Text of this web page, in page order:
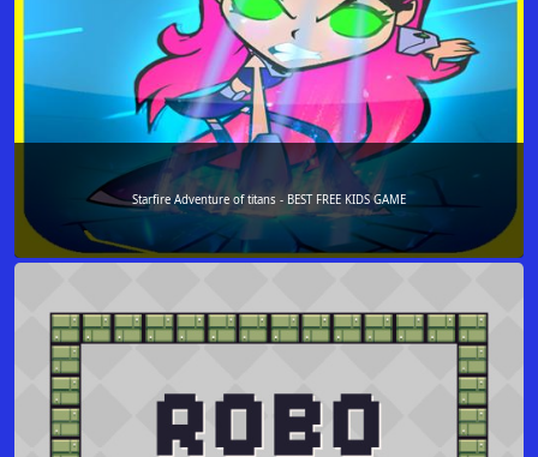
Starfire Adventure of titans - BEST FREE KIDS GAME